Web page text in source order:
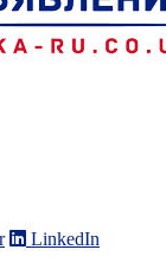
LinkedIn